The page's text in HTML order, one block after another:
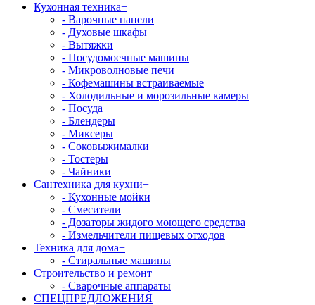
Кухонная техника+
- Варочные панели
- Духовые шкафы
- Вытяжки
- Посудомоечные машины
- Микроволновые печи
- Кофемашины встраиваемые
- Холодильные и морозильные камеры
- Посуда
- Блендеры
- Миксеры
- Соковыжималки
- Тостеры
- Чайники
Сантехника для кухни+
- Кухонные мойки
- Смесители
- Дозаторы жидого моющего средства
- Измельчители пищевых отходов
Техника для дома+
- Стиральные машины
Строительство и ремонт+
- Сварочные аппараты
СПЕЦПРЕДЛОЖЕНИЯ